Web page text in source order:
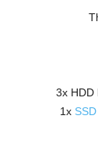
3x HDD
1x SSD